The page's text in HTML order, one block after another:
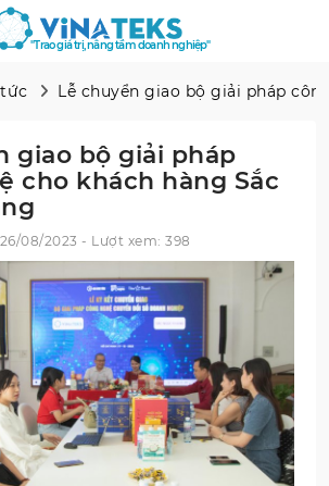
"Trao giá trị, nâng tầm doanh nghiệp"
Lễ chuyển giao bộ giải pháp
giao bộ giải pháp
cho khách hàng Sắc
08/2023 - Lượt xem: 398